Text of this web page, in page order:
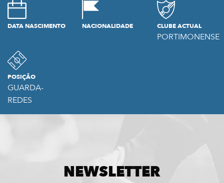
DATA NASCIMENTO NACIONALIDADE CLUBE ACTUAL
PORTIMONENSE
POSIÇÃO
GUARDA-
REDES
NEWSLETTER